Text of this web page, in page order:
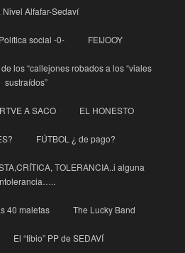
Nivel Alfafar-Sedaví
social -0- FEIJOOY
los “callejones robados a los “viales
sustraídos”
RTVE A SACO EL HONESTO
FÚTBOL ¿ de pago?
TOLERANCIA..i alguna
40 maletas The Lucky Band
El “tibio” PP de SEDAVÍ